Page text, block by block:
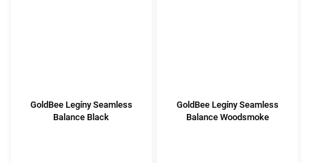
GoldBee Legíny Seamless
Balance Black
GoldBee Legíny Seamless
Balance Woodsmoke